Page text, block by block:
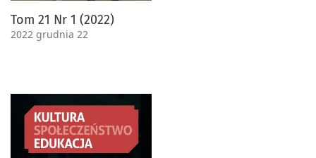
Tom 21 Nr 1 (2022)
2022 grudnia 22